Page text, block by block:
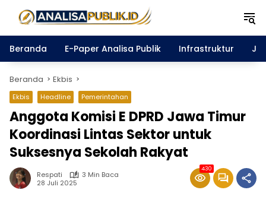
Beranda
E-Paper Analisa Publik Infrastruktur
Beranda Ekbis
Ekbis Headline Pemerintahan
Anggota Komisi E DPRD Jawa Timur
Koordinasi Lintas Sektor untuk
Suksesnya Sekolah Rakyat
Respati
3 Min Baca
28 Juli 2025
430